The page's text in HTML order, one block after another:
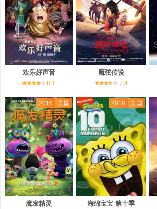
欢乐好声音
8.1
魔弦传说
7.4
2016 美国
魔发精灵
2016 美国
海绵宝宝 第十季